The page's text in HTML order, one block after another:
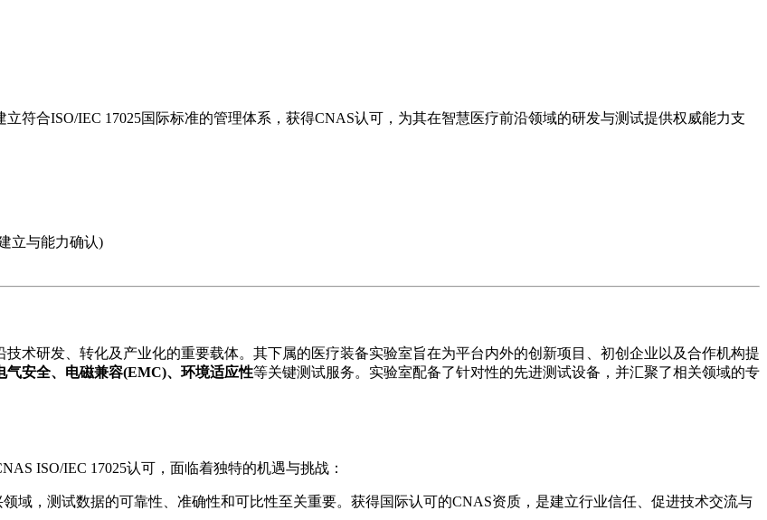
符合ISO/IEC 17025国际标准的管理体系，获得CNAS认可，为其在智慧医疗前沿领域的研发与测试提供权威能力支
立与能力确认)
术研发、转化及产业化的重要载体。其下属的医疗装备实验室旨在为平台内外的创新项目、初创企业以及合作机构提
气安全、电磁兼容(EMC)、环境适应性等关键测试服务。实验室配备了针对性的先进测试设备，并汇聚了相关领域的专
ISO/IEC 17025认可，面临着独特的机遇与挑战：
域，测试数据的可靠性、准确性和可比性至关重要。获得国际认可的CNAS资质，是建立行业信任、促进技术交流与